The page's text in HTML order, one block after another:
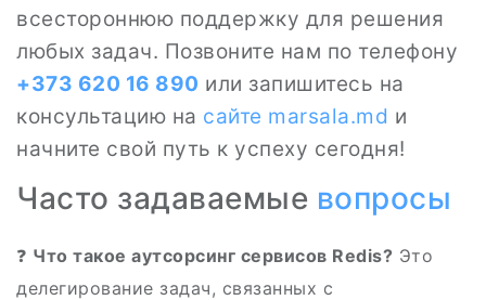
всестороннюю поддержку для решения
любых задач. Позвоните нам по телефону
+373 620 16 890 или запишитесь на
консультацию на сайте marsala.md и
начните свой путь к успеху сегодня!
Часто задаваемые вопросы
❓ Что такое аутсорсинг сервисов Redis? Это
делегирование задач, связанных с